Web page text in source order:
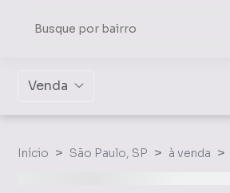
Venda
Início São Paulo, SP à venda